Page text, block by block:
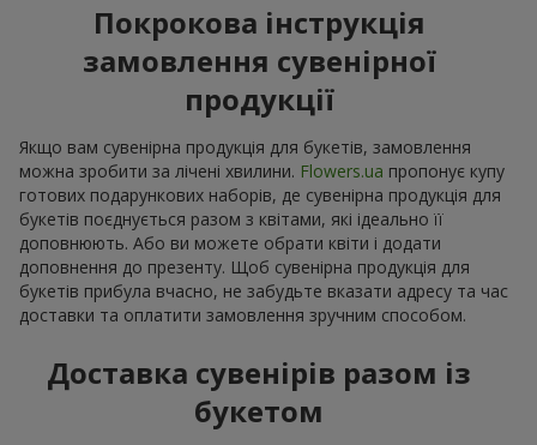
Покрокова інструкція
замовлення сувенірної
продукції
Якщо вам сувенірна продукція для букетів, замовлення
можна зробити за лічені хвилини. Flowers.ua пропонує купу
готових подарункових наборів, де сувенірна продукція для
букетів поєднується разом з квітами, які ідеально її
доповнюють. Або ви можете обрати квіти і додати
доповнення до презенту. Щоб сувенірна продукція для
букетів прибула вчасно, не забудьте вказати адресу та час
доставки та оплатити замовлення зручним способом.
Доставка сувенірів разом із
букетом